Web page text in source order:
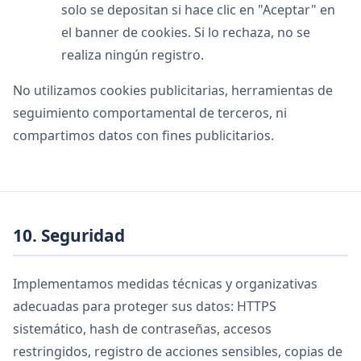
solo se depositan si hace clic en "Aceptar" en
el banner de cookies. Si lo rechaza, no se
realiza ningún registro.
No utilizamos cookies publicitarias, herramientas de
seguimiento comportamental de terceros, ni
compartimos datos con fines publicitarios.
10. Seguridad
Implementamos medidas técnicas y organizativas
adecuadas para proteger sus datos: HTTPS
sistemático, hash de contraseñas, accesos
restringidos, registro de acciones sensibles, copias de